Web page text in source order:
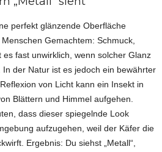
perfekt glänzende Oberfläche
Gemachtem: Schmuck,
fast unwirklich, wenn solcher Glanz
der Natur ist es jedoch ein bewährter
von Licht kann ein Insekt in
Blättern und Himmel aufgehen.
dass dieser spiegelnde Look
aufzugehen, weil der Käfer die
Ergebnis: Du siehst „Metall“,